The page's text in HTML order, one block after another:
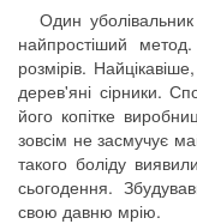
Один
найпростіший
розмірів.
дерев'яні сірники.
його копітке
зовсім не засмучує
такого боліду
сьогодення.
свою давню мрію.